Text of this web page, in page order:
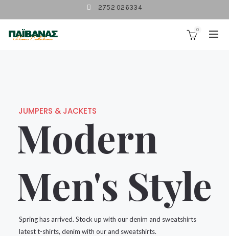
2752 026334
0
JUMPERS & JACKETS
Spring has arrived. Stock up with our denim and sweatshirts
latest t-shirts, denim with our and sweatshirts.
Modern
Men's Style